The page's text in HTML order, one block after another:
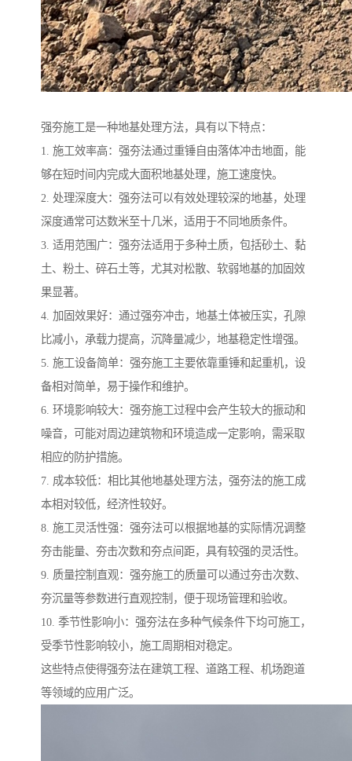
强夯施工是一种地基处理方法，具有以下特点：
1. 施工效率高：强夯法通过重锤自由落体冲击地面，能
够在短时间内完成大面积地基处理，施工速度快。
2. 处理深度大：强夯法可以有效处理较深的地基，处理
深度通常可达数米至十几米，适用于不同地质条件。
3. 适用范围广：强夯法适用于多种土质，包括砂土、黏
土、粉土、碎石土等，尤其对松散、软弱地基的加固效
果显著。
4. 加固效果好：通过强夯冲击，地基土体被压实，孔隙
比减小，承载力提高，沉降量减少，地基稳定性增强。
5. 施工设备简单：强夯施工主要依靠重锤和起重机，设
备相对简单，易于操作和维护。
6. 环境影响较大：强夯施工过程中会产生较大的振动和
噪音，可能对周边建筑物和环境造成一定影响，需采取
相应的防护措施。
7. 成本较低：相比其他地基处理方法，强夯法的施工成
本相对较低，经济性较好。
8. 施工灵活性强：强夯法可以根据地基的实际情况调整
夯击能量、夯击次数和夯点间距，具有较强的灵活性。
9. 质量控制直观：强夯施工的质量可以通过夯击次数、
夯沉量等参数进行直观控制，便于现场管理和验收。
10. 季节性影响小：强夯法在多种气候条件下均可施工，
受季节性影响较小，施工周期相对稳定。
这些特点使得强夯法在建筑工程、道路工程、机场跑道
等领域的应用广泛。